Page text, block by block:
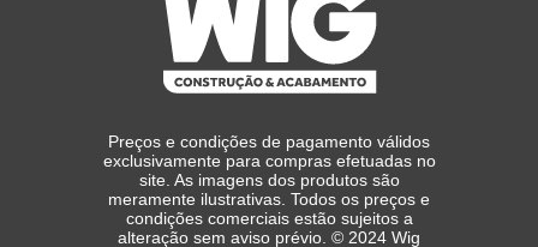
Preços e condições de pagamento válidos
exclusivamente para compras efetuadas no
site. As imagens dos produtos são
meramente ilustrativas. Todos os preços e
condições comerciais estão sujeitos a
alteração sem aviso prévio. © 2024 Wig